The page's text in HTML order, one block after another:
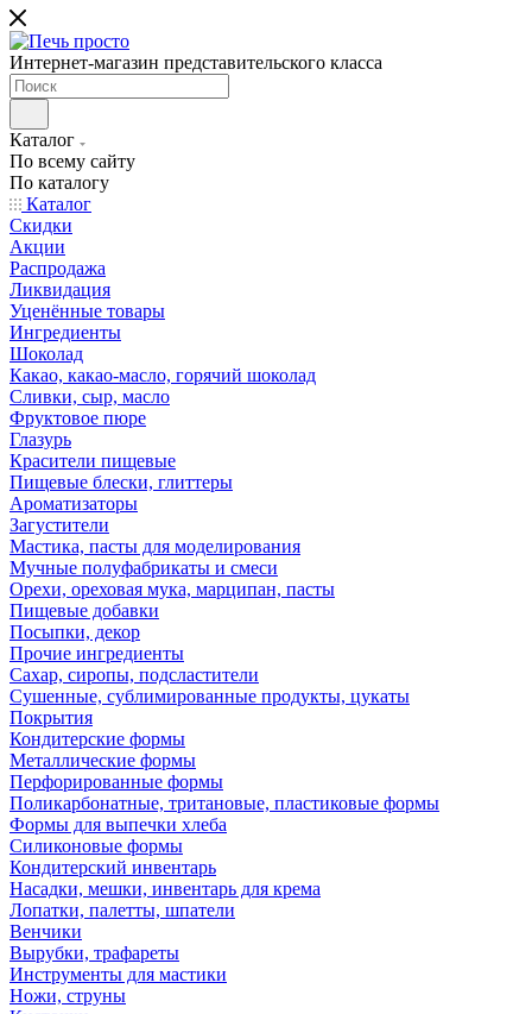
Интернет-магазин представительского класса
Каталог
По всему сайту
По каталогу
Каталог
Скидки
Акции
Распродажа
Ликвидация
Уценённые товары
Ингредиенты
Шоколад
Какао, какао-масло, горячий шоколад
Сливки, сыр, масло
Фруктовое пюре
Глазурь
Красители пищевые
Пищевые блески, глиттеры
Ароматизаторы
Загустители
Мастика, пасты для моделирования
Мучные полуфабрикаты и смеси
Орехи, ореховая мука, марципан, пасты
Пищевые добавки
Посыпки, декор
Прочие ингредиенты
Сахар, сиропы, подсластители
Сушенные, сублимированные продукты, цукаты
Покрытия
Кондитерские формы
Металлические формы
Перфорированные формы
Поликарбонатные, тритановые, пластиковые формы
Формы для выпечки хлеба
Силиконовые формы
Кондитерский инвентарь
Насадки, мешки, инвентарь для крема
Лопатки, палетты, шпатели
Венчики
Вырубки, трафареты
Инструменты для мастики
Ножи, струны